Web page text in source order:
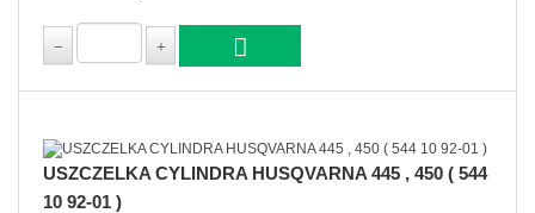
USZCZELKA CYLINDRA HUSQVARNA 445 , 450 ( 544
10 92-01 )